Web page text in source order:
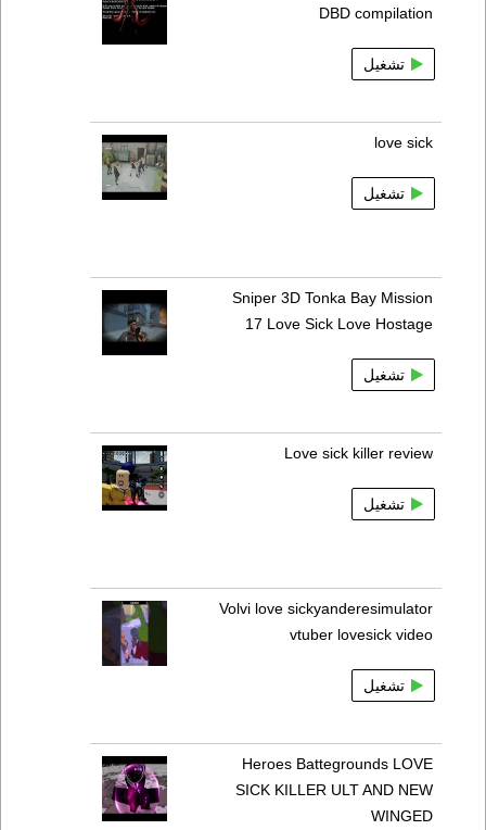
DBD compilation
تشغيل
love sick
تشغيل
Sniper 3D Tonka Bay Mission
17 Love Sick Love Hostage
تشغيل
Love sick killer review
تشغيل
Volvi love sickyanderesimulator
vtuber lovesick video
تشغيل
Heroes Battegrounds LOVE
SICK KILLER ULT AND NEW
WINGED